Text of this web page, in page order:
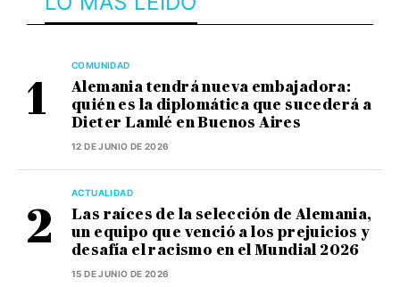
COMUNIDAD
Alemania tendrá nueva embajadora:
quién es la diplomática que sucederá a
Dieter Lamlé en Buenos Aires
12 DE JUNIO DE 2026
ACTUALIDAD
Las raíces de la selección de Alemania,
un equipo que venció a los prejuicios y
desafía el racismo en el Mundial 2026
15 DE JUNIO DE 2026